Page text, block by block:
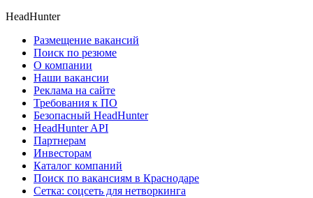
HeadHunter
Размещение вакансий
Поиск по резюме
О компании
Наши вакансии
Реклама на сайте
Требования к ПО
Безопасный HeadHunter
HeadHunter API
Партнерам
Инвесторам
Каталог компаний
Поиск по вакансиям в Краснодаре
Сетка: соцсеть для нетворкинга